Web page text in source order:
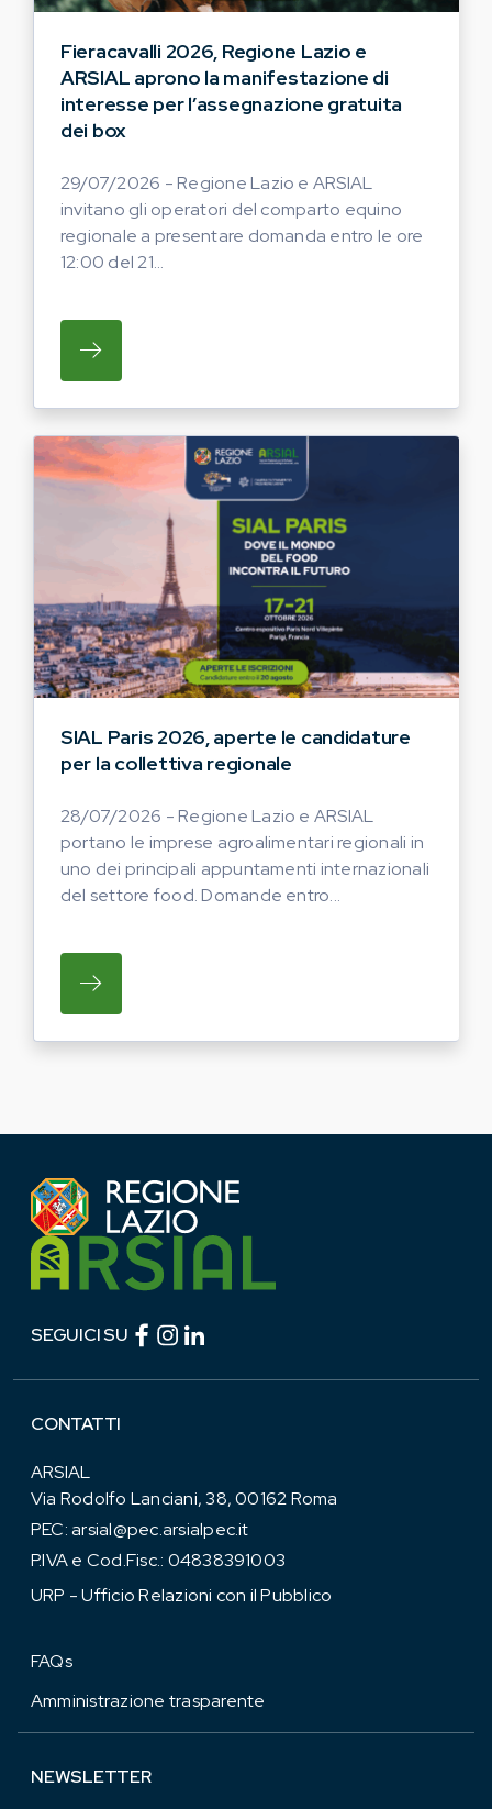
Fieracavalli 2026, Regione Lazio e
ARSIAL aprono la manifestazione di
interesse per l’assegnazione gratuita
dei box
29/07/2026 - Regione Lazio e ARSIAL
invitano gli operatori del comparto equino
regionale a presentare domanda entro le ore
12:00 del 21...
SU REGIONE LAZIO E ARSIAL INVITANO
SIAL Paris 2026, aperte le candidature
per la collettiva regionale
28/07/2026 - Regione Lazio e ARSIAL
portano le imprese agroalimentari regionali in
uno dei principali appuntamenti internazionali
del settore food. Domande entro...
SU REGIONE LAZIO E ARSIAL PORTANO
SEGUICI SU Facebook (link esterno)
Instagram (link esterno)
CONTATTI
ARSIAL
Via Rodolfo Lanciani, 38, 00162 Roma
PEC:arsial@pec.arsialpec.it
P.IVA e Cod.Fisc.: 04838391003
URP - Ufficio Relazioni con il Pubblico
FAQs
Amministrazione trasparente
NEWSLETTER